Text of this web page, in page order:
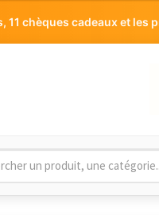
11 chèques cadeaux et